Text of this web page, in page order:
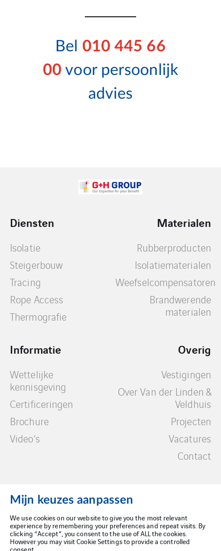
Bel 010 445 66
00 voor persoonlijk
advies
Diensten
Isolatie
Steigerbouw
Tracing
Rope Access
Thermografie
Materialen
Rubberproducten
Isolatiematerialen
Weefselcompensatoren
Brandwerende
materialen
Informatie
Wettelijke
kennisgeving
Certificeringen
Brochure
Video’s
Overig
Vestigingen
Over Van der Linden &
Veldhuis
Projecten
Vacatures
Contact
Wettelijke kennisgeving
Privacybeleid
Mijn keuzes aanpassen
We use cookies on our website to give you the most relevant
experience by remembering your preferences and repeat visits. By
clicking “Accept”, you consent to the use of ALL the cookies.
However you may visit Cookie Settings to provide a controlled
consent.